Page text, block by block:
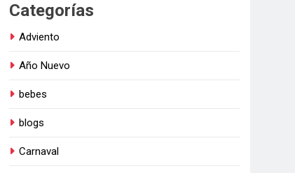
Categorías
Adviento
Año Nuevo
bebes
blogs
Carnaval